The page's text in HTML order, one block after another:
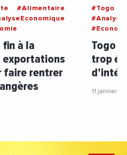
#Alimentaire
à la
exportations
faire rentrer
#Togo
Togo :
trop
11 janvier